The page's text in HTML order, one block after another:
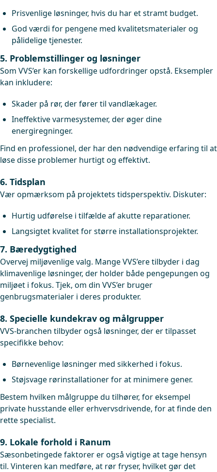
Prisvenlige løsninger, hvis du har et stramt budget.
God værdi for pengene med kvalitetsmaterialer og
pålidelige tjenester.
5. Problemstillinger og løsninger
Som VVS’er kan forskellige udfordringer opstå. Eksempler
kan inkludere:
Skader på rør, der fører til vandlækager.
Ineffektive varmesystemer, der øger dine
energiregninger.
Find en professionel, der har den nødvendige erfaring til at
løse disse problemer hurtigt og effektivt.
6. Tidsplan
Vær opmærksom på projektets tidsperspektiv. Diskuter:
Hurtig udførelse i tilfælde af akutte reparationer.
Langsigtet kvalitet for større installationsprojekter.
7. Bæredygtighed
Overvej miljøvenlige valg. Mange VVS’ere tilbyder i dag
klimavenlige løsninger, der holder både pengepungen og
miljøet i fokus. Tjek, om din VVS’er bruger
genbrugsmaterialer i deres produkter.
8. Specielle kundekrav og målgrupper
VVS-branchen tilbyder også løsninger, der er tilpasset
specifikke behov:
Børnevenlige løsninger med sikkerhed i fokus.
Støjsvage rørinstallationer for at minimere gener.
Bestem hvilken målgruppe du tilhører, for eksempel
private husstande eller erhvervsdrivende, for at finde den
rette specialist.
9. Lokale forhold i Ranum
Sæsonbetingede faktorer er også vigtige at tage hensyn
til. Vinteren kan medføre, at rør fryser, hvilket gør det